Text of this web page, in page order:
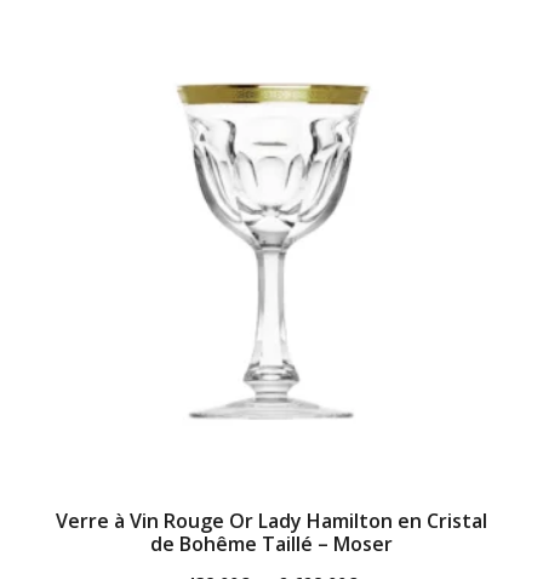
Verre à Vin Rouge Or Lady Hamilton en Cristal
de Bohême Taillé – Moser